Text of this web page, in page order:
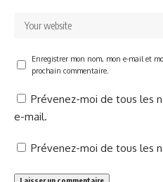
Enregistrer mon nom, mon e-mail et
prochain commentaire.
Prévenez-moi de tous les
e-mail.
Prévenez-moi de tous les